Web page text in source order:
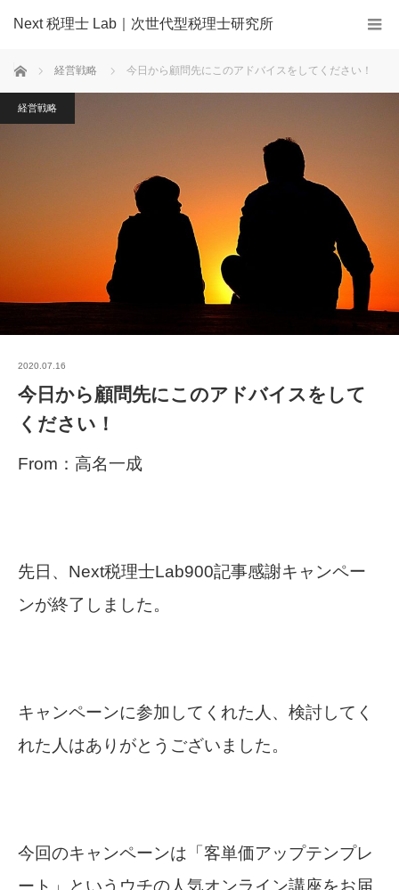
Next 税理士 Lab｜次世代型税理士研究所
ホーム 経営戦略 今日から顧問先にこのアドバイスをしてください！
経営戦略
2020.07.16
今日から顧問先にこのアドバイスをして
ください！
From：高名一成
先日、Next税理士Lab900記事感謝キャンペー
ンが終了しました。
キャンペーンに参加してくれた人、検討してく
れた人はありがとうございました。
今回のキャンペーンは「客単価アップテンプレ
ート」というウチの人気オンライン講座をお届